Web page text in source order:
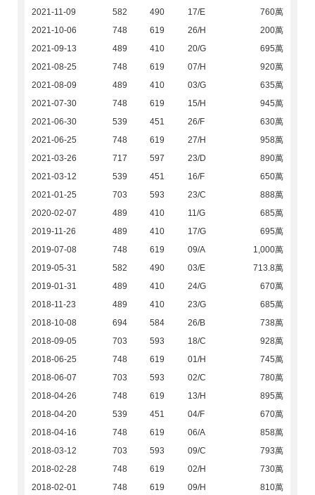
2021-11-09
582 490 17/E
760萬
2021-10-06
748 619 26/H
200萬
2021-09-13
489 410 20/G
695萬
2021-08-25
748 619 07/H
920萬
2021-08-09
489 410 03/G
635萬
2021-07-30
748 619 15/H
945萬
2021-06-30
539 451 26/F
630萬
2021-06-25
748 619 27/H
958萬
2021-03-26
717 597 23/D
890萬
2021-03-12
539 451 16/F
650萬
2021-01-25
703 593 23/C
888萬
2020-02-07
489 410 11/G
685萬
2019-11-26
489 410 17/G
695萬
2019-07-08
748 619 09/A
1,000萬
2019-05-31
582 490 03/E
713.8萬
2019-01-31
489 410 24/G
670萬
2018-11-23
489 410 23/G
685萬
2018-10-08
694 584 26/B
738萬
2018-09-05
703 593 18/C
928萬
2018-06-25
748 619 01/H
745萬
2018-06-07
703 593 02/C
780萬
2018-04-26
748 619 13/H
895萬
2018-04-20
539 451 04/F
670萬
2018-04-16
748 619 06/A
858萬
2018-03-12
703 593 09/C
793萬
2018-02-28
748 619 02/H
730萬
2018-02-01
748 619 09/H 810萬